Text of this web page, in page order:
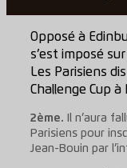
Opposé à
s’est imposé
Les Parisiens
Challenge Cup à
2ème. Il n’aura
Parisiens pour
Jean-Bouin par